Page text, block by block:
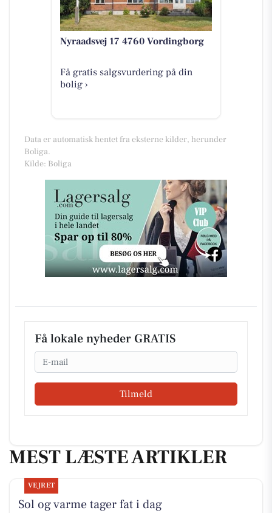
Nyraadsvej 17 4760 Vordingborg
Få gratis salgsvurdering på din
bolig ›
Data er automatisk hentet fra eksterne kilder, herunder
Boliga.
Kilde: Boliga
Få lokale nyheder GRATIS
Email
Tilmeld
MEST LÆSTE ARTIKLER
VEJRET
Sol og varme tager fat i dag